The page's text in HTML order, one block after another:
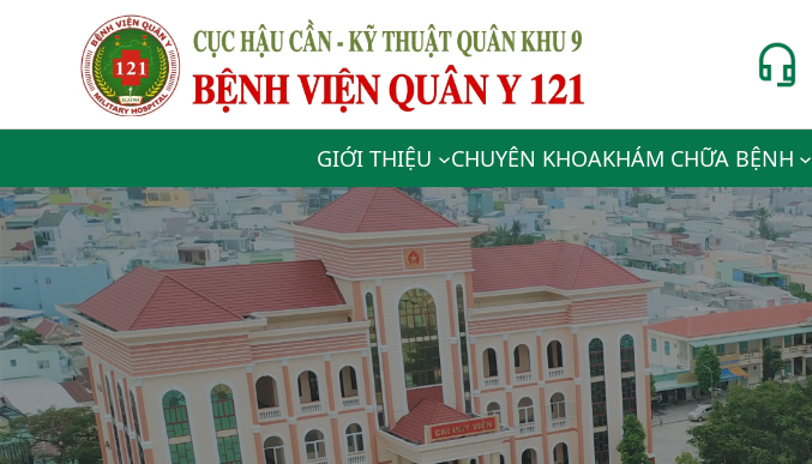
GIỚI THIỆU CHUYÊN KHOAKHÁM CHỮA BỆNH